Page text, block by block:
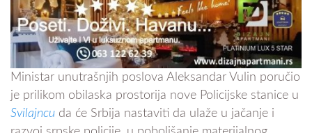
Ministar unutrašnjih poslova Aleksandar Vulin poručio
je prilikom obilaska prostorija nove Policijske stanice u
Svilajncu da će Srbija nastaviti da ulaže u jačanje i